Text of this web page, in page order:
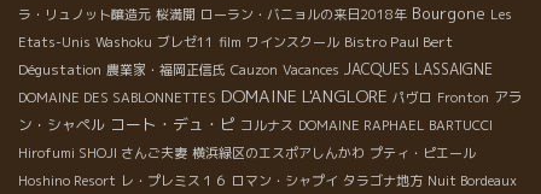
ラ・リュノット醸造元 桜満開 ローラン・バニョルの来日2018年 Bourgone Les
Etats-Unis Washoku ブレゼ11 film ワインスクール Bistro Paul Bert
Dégustation 農業家・福岡正信氏 Cauzon Vacances JACQUES LASSAIGNE
DOMAINE DES SABLONNETTES DOMAINE L'ANGLORE パヴロ Fronton アラ
ン・シャペル コート・デュ・ピ コルナス DOMAINE RAPHAEL BARTUCCI
Hirofumi SHOJI さんご夫妻 横浜緑区のエスポアしんかわ プティ・ピエール
Hoshino Resort レ・プレミス１６ ロマン・シャプイ タラゴナ地方 Nuit Bordeaux